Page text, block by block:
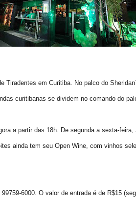
Tiradentes em Curitiba. No palco do
curitibanas se dividem no comando do
a partir das 18h. De segunda a sexta-
ainda tem seu Open Wine, com vinhos
6000. O valor de entrada é de R$15